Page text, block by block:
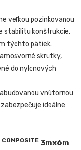
veľkou pozinkovanou
stabilitu konštrukcie.
týchto pätiek.
skrutky,
do nylonových
vnútornou
ideálne
COMPOSITE 3mx6m